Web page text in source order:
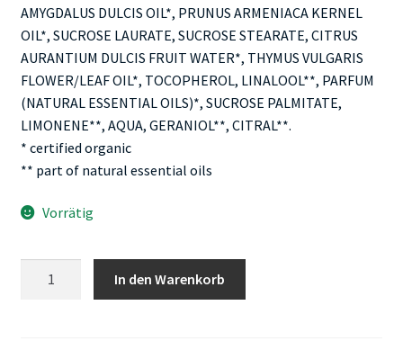
AMYGDALUS DULCIS OIL*, PRUNUS ARMENIACA KERNEL
OIL*, SUCROSE LAURATE, SUCROSE STEARATE, CITRUS
AURANTIUM DULCIS FRUIT WATER*, THYMUS VULGARIS
FLOWER/LEAF OIL*, TOCOPHEROL, LINALOOL**, PARFUM
(NATURAL ESSENTIAL OILS)*, SUCROSE PALMITATE,
LIMONENE**, AQUA, GERANIOL**, CITRAL**.
* certified organic
** part of natural essential oils
Vorrätig
In den Warenkorb